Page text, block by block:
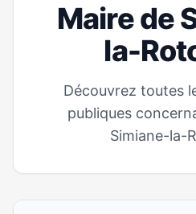
Maire de
la-
Découvrez toutes
publiques
Simiane-la-